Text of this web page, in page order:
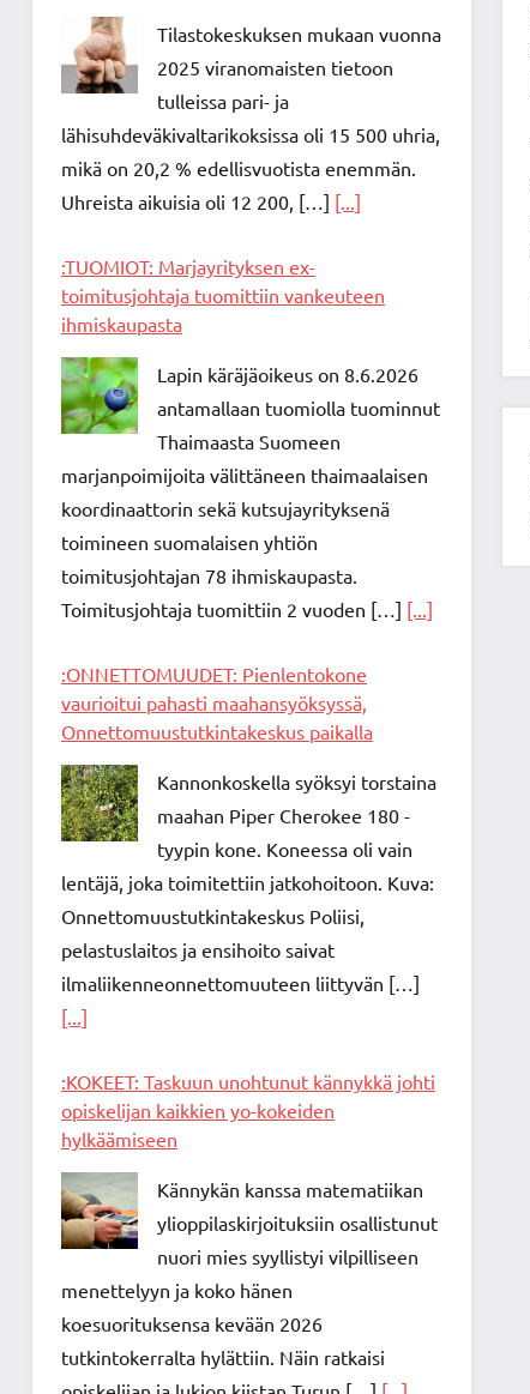
Tilastokeskuksen mukaan vuonna
2025 viranomaisten tietoon
tulleissa pari- ja
lähisuhdeväkivaltarikoksissa oli 15 500 uhria,
mikä on 20,2 % edellisvuotista enemmän.
Uhreista aikuisia oli 12 200, […] [...]
:TUOMIOT: Marjayrityksen ex-
toimitusjohtaja tuomittiin vankeuteen
ihmiskaupasta
Lapin käräjäoikeus on 8.6.2026
antamallaan tuomiolla tuominnut
Thaimaasta Suomeen
marjanpoimijoita välittäneen thaimaalaisen
koordinaattorin sekä kutsujayrityksenä
toimineen suomalaisen yhtiön
toimitusjohtajan 78 ihmiskaupasta.
Toimitusjohtaja tuomittiin 2 vuoden […] [...]
:ONNETTOMUUDET: Pienlentokone
vaurioitui pahasti maahansyöksyssä,
Onnettomuustutkintakeskus paikalla
Kannonkoskella syöksyi torstaina
maahan Piper Cherokee 180 -
tyypin kone. Koneessa oli vain
lentäjä, joka toimitettiin jatkohoitoon. Kuva:
Onnettomuustutkintakeskus Poliisi,
pelastuslaitos ja ensihoito saivat
ilmaliikenneonnettomuuteen liittyvän […]
[...]
:KOKEET: Taskuun unohtunut kännykkä johti
opiskelijan kaikkien yo-kokeiden
hylkäämiseen
Kännykän kanssa matematiikan
ylioppilaskirjoituksiin osallistunut
nuori mies syyllistyi vilpilliseen
menettelyyn ja koko hänen
koesuorituksensa kevään 2026
tutkintokerralta hylättiin. Näin ratkaisi